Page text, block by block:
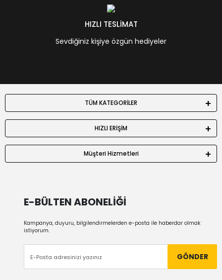
HIZLI TESLİMAT
Sevdiğiniz kişiye özgün hediyeler
TÜM KATEGORİLER
HIZLI ERİŞİM
Müşteri Hizmetleri
E-BÜLTEN ABONELİĞİ
Kampanya, duyuru, bilgilendirmelerden e-posta ile haberdar olmak
istiyorum.
GÖNDER